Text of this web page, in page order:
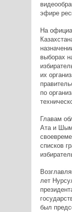
эфире
На
выборах
их
по
Главам
Ата и
списков
лет
был